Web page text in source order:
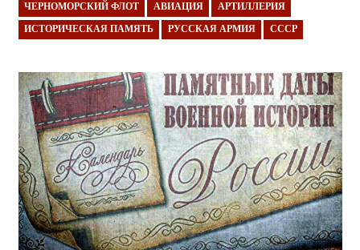
ЧЕРНОМОРСКИЙ ФЛОТ АВИАЦИЯ АРТИЛЛЕРИЯ
ИСТОРИЧЕСКАЯ ПАМЯТЬ РУССКАЯ АРМИЯ СССР